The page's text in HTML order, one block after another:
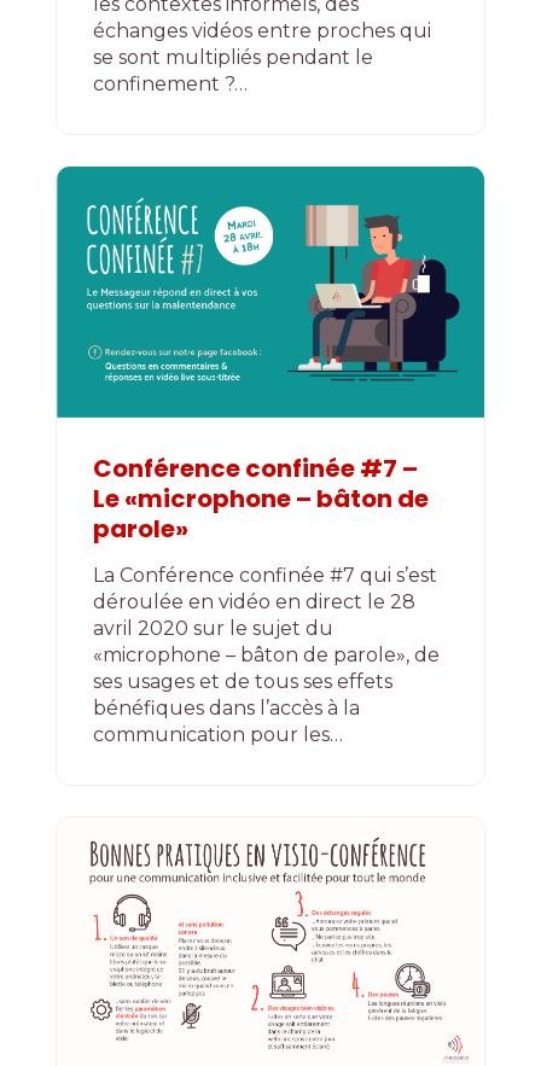
les contextes informels, des
échanges vidéos entre proches qui
se sont multipliés pendant le
confinement ?…
Conférence confinée #7 –
Le «microphone – bâton de
parole»
La Conférence confinée #7 qui s’est
déroulée en vidéo en direct le 28
avril 2020 sur le sujet du
«microphone – bâton de parole», de
ses usages et de tous ses effets
bénéfiques dans l’accès à la
communication pour les…